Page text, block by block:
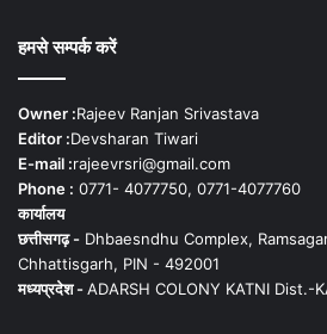
हमसे सम्पर्क करें
Owner :Rajeev Ranjan Srivastava
Editor :Devsharan Tiwari
E-mail :rajeevrsri@gmail.com
Phone : 0771- 4077750, 0771-4077760
कार्यालय
छत्तीसगढ़ - Dhbaesndhu Complex,
Chhattisgarh, PIN - 492001
मध्यप्रदेश -ADARSH COLONY KATNI Dist.-